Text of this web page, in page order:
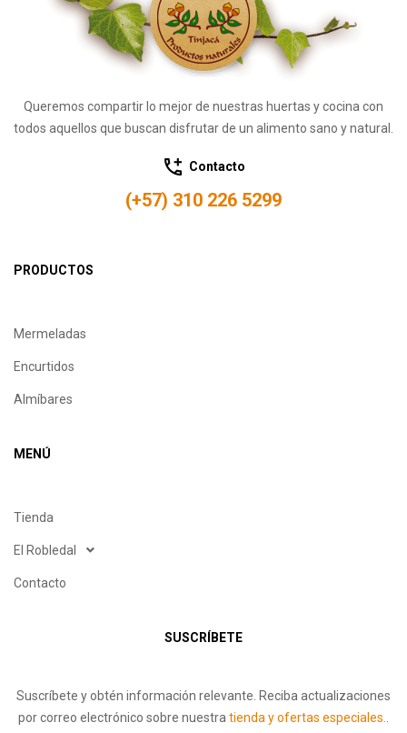
Queremos compartir lo mejor de nuestras huertas y cocina con
todos aquellos que buscan disfrutar de un alimento sano y natural.
Contacto
(+57) 310 226 5299
PRODUCTOS
Mermeladas
Encurtidos
Almíbares
MENÚ
Tienda
El Robledal
Contacto
SUSCRÍBETE
Suscríbete y obtén información relevante. Reciba actualizaciones
por correo electrónico sobre nuestratienda y ofertas especiales..